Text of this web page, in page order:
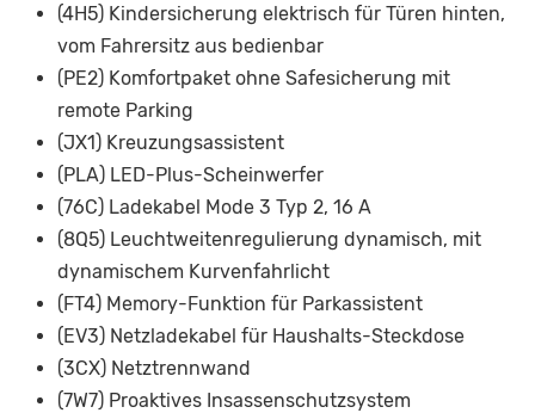
(4H5) Kindersicherung elektrisch für Türen hinten,
vom Fahrersitz aus bedienbar
(PE2) Komfortpaket ohne Safesicherung mit
remote Parking
(JX1) Kreuzungsassistent
(PLA) LED-Plus-Scheinwerfer
(76C) Ladekabel Mode 3 Typ 2, 16 A
(8Q5) Leuchtweitenregulierung dynamisch, mit
dynamischem Kurvenfahrlicht
(FT4) Memory-Funktion für Parkassistent
(EV3) Netzladekabel für Haushalts-Steckdose
(3CX) Netztrennwand
(7W7) Proaktives Insassenschutzsystem